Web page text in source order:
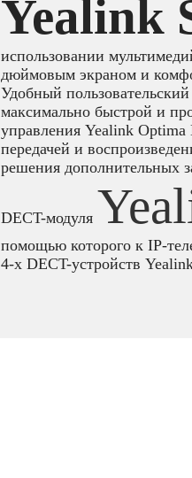
Yealink
использовании
дюймовым экраном и
Удобный
максимально быстрой и
управления Yealink
передачей и
решения дополнительных
DECT-модуля
помощью которого к IP-
4-х DECT-устройств